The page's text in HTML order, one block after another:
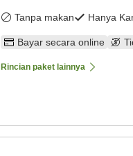
Tanpa makan Hanya
Bayar secara online
Rincian paket lainnya